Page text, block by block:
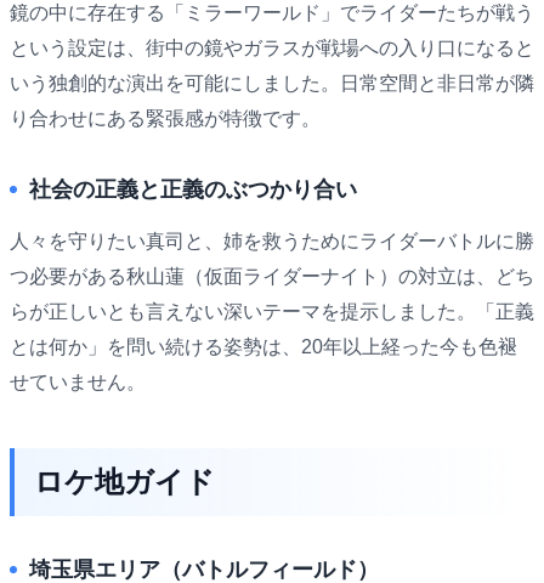
鏡の中に存在する「ミラーワールド」でライダーたちが戦う
という設定は、街中の鏡やガラスが戦場への入り口になると
いう独創的な演出を可能にしました。日常空間と非日常が隣
り合わせにある緊張感が特徴です。
社会の正義と正義のぶつかり合い
人々を守りたい真司と、姉を救うためにライダーバトルに勝
つ必要がある秋山蓮（仮面ライダーナイト）の対立は、どち
らが正しいとも言えない深いテーマを提示しました。「正義
とは何か」を問い続ける姿勢は、20年以上経った今も色褪
せていません。
ロケ地ガイド
埼玉県エリア（バトルフィールド）